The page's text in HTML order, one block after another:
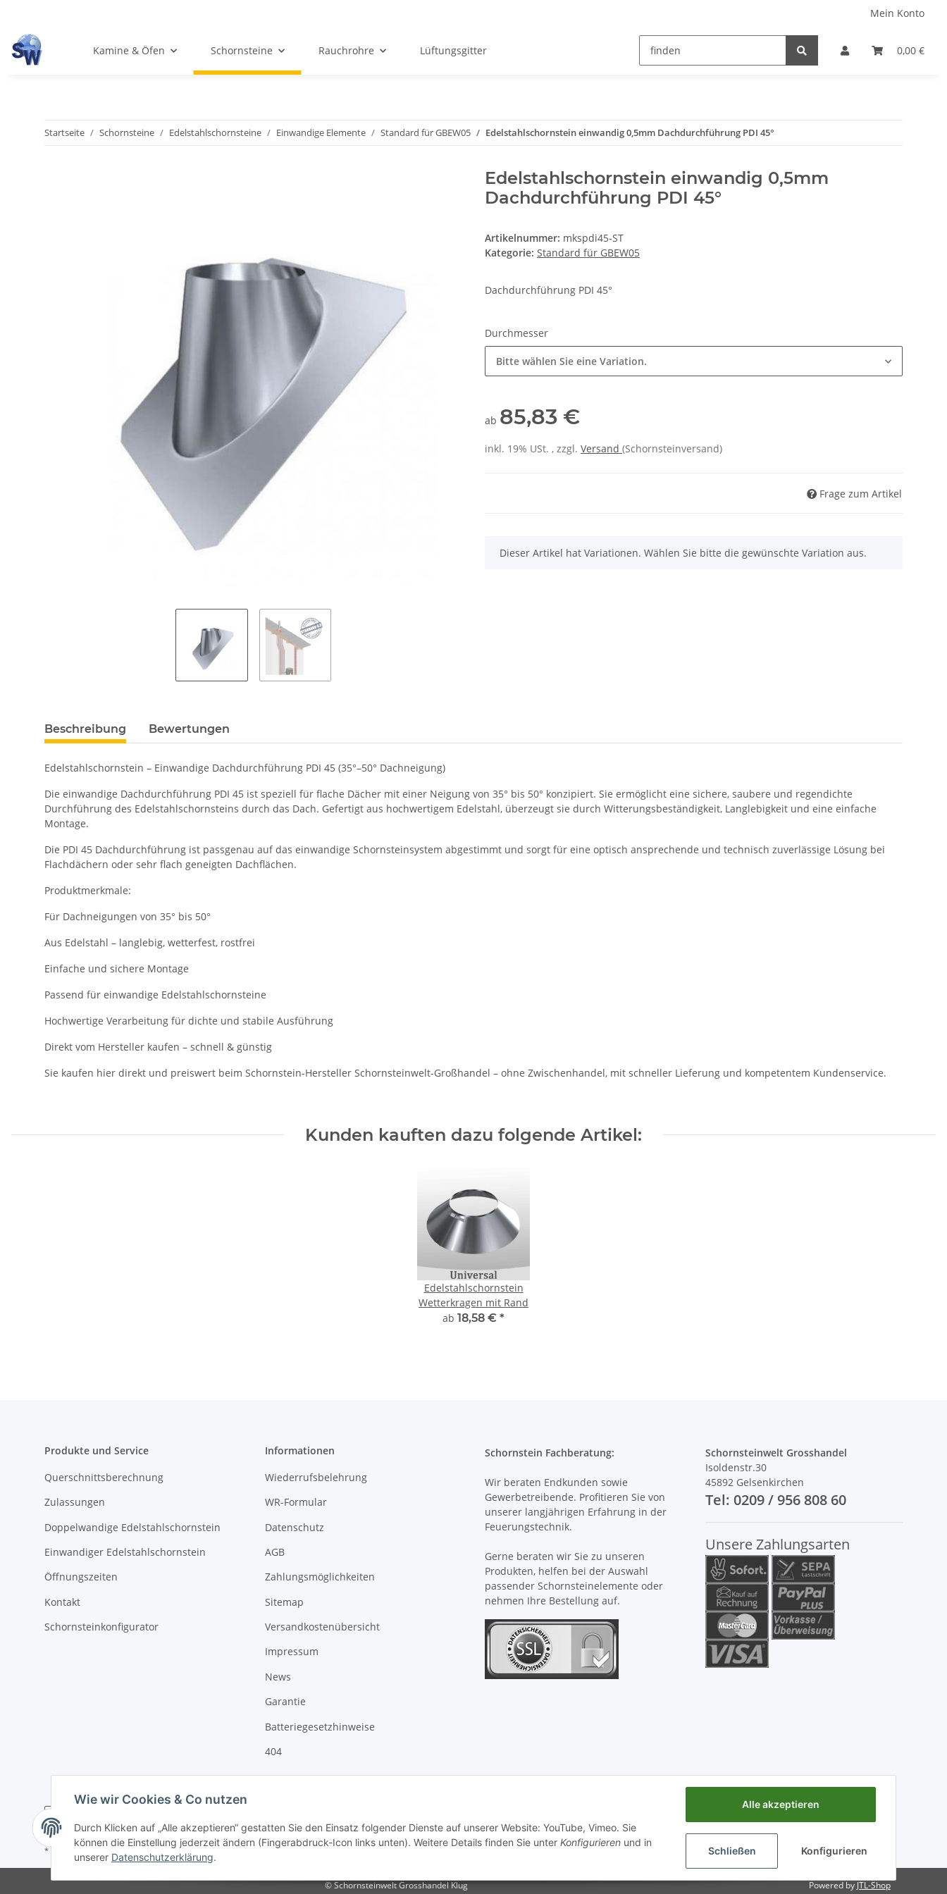
Mein Konto
0,00 €
Kamine & Öfen Schornsteine Rauchrohre Lüftungsgitter
Startseite Schornsteine Edelstahlschornsteine Einwandige Elemente Standard für GBEW05 Edelstahlschornstein einwandig 0,5mm Dachdurchführung PDI 45°
Edelstahlschornstein einwandig 0,5mm
Dachdurchführung PDI 45°
Artikelnummer: mkspdi45-ST
Kategorie: Standard für GBEW05
Dachdurchführung PDI 45°
Durchmesser
Bitte wählen Sie eine Variation.
ab 85,83 €
inkl. 19% USt. , zzgl. Versand (Schornsteinversand)
Frage zum Artikel
x
Dieser Artikel hat Variationen. Wählen Sie bitte die gewünschte Variation aus.
Beschreibung Bewertungen
Edelstahlschornstein – Einwandige Dachdurchführung PDI 45 (35°–50° Dachneigung)
Die einwandige Dachdurchführung PDI 45 ist speziell für flache Dächer mit einer Neigung von 35° bis 50° konzipiert. Sie ermöglicht eine sichere, saubere und regendichte
Durchführung des Edelstahlschornsteins durch das Dach. Gefertigt aus hochwertigem Edelstahl, überzeugt sie durch Witterungsbeständigkeit, Langlebigkeit und eine einfache
Montage.
Die PDI 45 Dachdurchführung ist passgenau auf das einwandige Schornsteinsystem abgestimmt und sorgt für eine optisch ansprechende und technisch zuverlässige Lösung bei
Flachdächern oder sehr flach geneigten Dachflächen.
Produktmerkmale:
Für Dachneigungen von 35° bis 50°
Aus Edelstahl – langlebig, wetterfest, rostfrei
Einfache und sichere Montage
Passend für einwandige Edelstahlschornsteine
Hochwertige Verarbeitung für dichte und stabile Ausführung
Direkt vom Hersteller kaufen – schnell & günstig
Sie kaufen hier direkt und preiswert beim Schornstein-Hersteller Schornsteinwelt-Großhandel – ohne Zwischenhandel, mit schneller Lieferung und kompetentem Kundenservice.
Kunden kauften dazu folgende Artikel:
Edelstahlschornstein
Wetterkragen mit Rand
ab 18,58 € *
Produkte und Service
Querschnittsberechnung
Zulassungen
Doppelwandige Edelstahlschornstein
Einwandiger Edelstahlschornstein
Öffnungszeiten
Kontakt
Schornsteinkonfigurator
Informationen
Wiederrufsbelehrung
WR-Formular
Datenschutz
AGB
Zahlungsmöglichkeiten
Sitemap
Versandkostenübersicht
Impressum
News
Garantie
Batteriegesetzhinweise
404
Schornstein Fachberatung:
Wir beraten Endkunden sowie
Gewerbetreibende. Profitieren Sie von
unserer langjährigen Erfahrung in der
Feuerungstechnik.
Gerne beraten wir Sie zu unseren
Produkten, helfen bei der Auswahl
passender Schornsteinelemente oder
nehmen Ihre Bestellung auf.
Schornsteinwelt Grosshandel
Isoldenstr.30
45892 Gelsenkirchen
Tel: 0209 / 956 808 60
Unsere Zahlungsarten
* Alle Preise inkl. gesetzlicher USt., zzgl.
© Schornsteinwelt Grosshandel Klug Powered by JTL-Shop
Wie wir Cookies & Co nutzen
Durch Klicken auf „Alle akzeptieren“ gestatten Sie den Einsatz folgender Dienste auf unserer Website: YouTube, Vimeo. Sie
können die Einstellung jederzeit ändern (Fingerabdruck-Icon links unten). Weitere Details finden Sie unter Konfigurieren und in
unserer Datenschutzerklärung.
Alle akzeptieren
Schließen Konfigurieren